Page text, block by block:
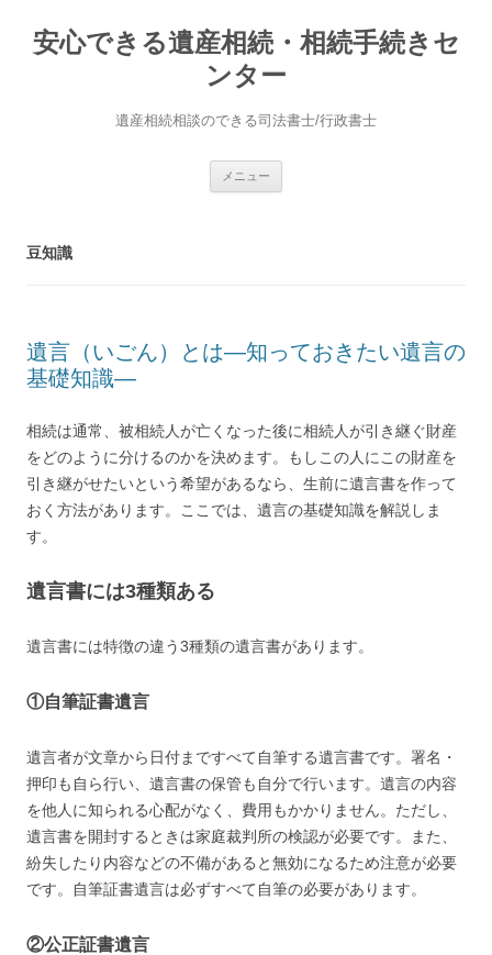
安心できる遺産相続・相続手続きセ
ンター
遺産相続相談のできる司法書士/行政書士
メニュー
豆知識
遺言（いごん）とは―知っておきたい遺言の
基礎知識―
相続は通常、被相続人が亡くなった後に相続人が引き継ぐ財産
をどのように分けるのかを決めます。もしこの人にこの財産を
引き継がせたいという希望があるなら、生前に遺言書を作って
おく方法があります。ここでは、遺言の基礎知識を解説しま
す。
遺言書には3種類ある
遺言書には特徴の違う3種類の遺言書があります。
①自筆証書遺言
遺言者が文章から日付まですべて自筆する遺言書です。署名・
押印も自ら行い、遺言書の保管も自分で行います。遺言の内容
を他人に知られる心配がなく、費用もかかりません。ただし、
遺言書を開封するときは家庭裁判所の検認が必要です。また、
紛失したり内容などの不備があると無効になるため注意が必要
です。自筆証書遺言は必ずすべて自筆の必要があります。
②公正証書遺言